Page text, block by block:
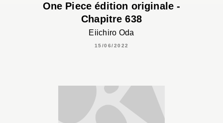
One Piece édition originale -
Chapitre 638
Eiichiro Oda
15/06/2022